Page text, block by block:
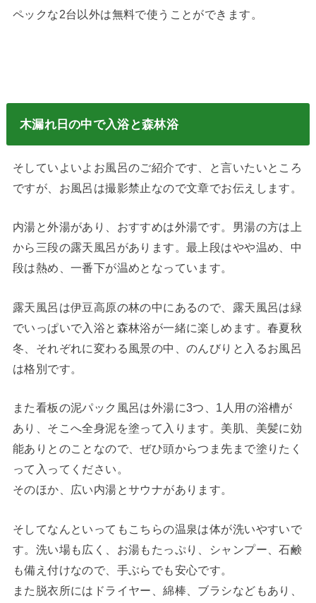
ペックな2台以外は無料で使うことができます。
木漏れ日の中で入浴と森林浴
そしていよいよお風呂のご紹介です、と言いたいところ
ですが、お風呂は撮影禁止なので文章でお伝えします。
内湯と外湯があり、おすすめは外湯です。男湯の方は上
から三段の露天風呂があります。最上段はやや温め、中
段は熱め、一番下が温めとなっています。
露天風呂は伊豆高原の林の中にあるので、露天風呂は緑
でいっぱいで入浴と森林浴が一緒に楽しめます。春夏秋
冬、それぞれに変わる風景の中、のんびりと入るお風呂
は格別です。
また看板の泥パック風呂は外湯に3つ、1人用の浴槽が
あり、そこへ全身泥を塗って入ります。美肌、美髪に効
能ありとのことなので、ぜひ頭からつま先まで塗りたく
って入ってください。
そのほか、広い内湯とサウナがあります。
そしてなんといってもこちらの温泉は体が洗いやすいで
す。洗い場も広く、お湯もたっぷり、シャンプー、石鹸
も備え付けなので、手ぶらでも安心です。
また脱衣所にはドライヤー、綿棒、ブラシなどもあり、